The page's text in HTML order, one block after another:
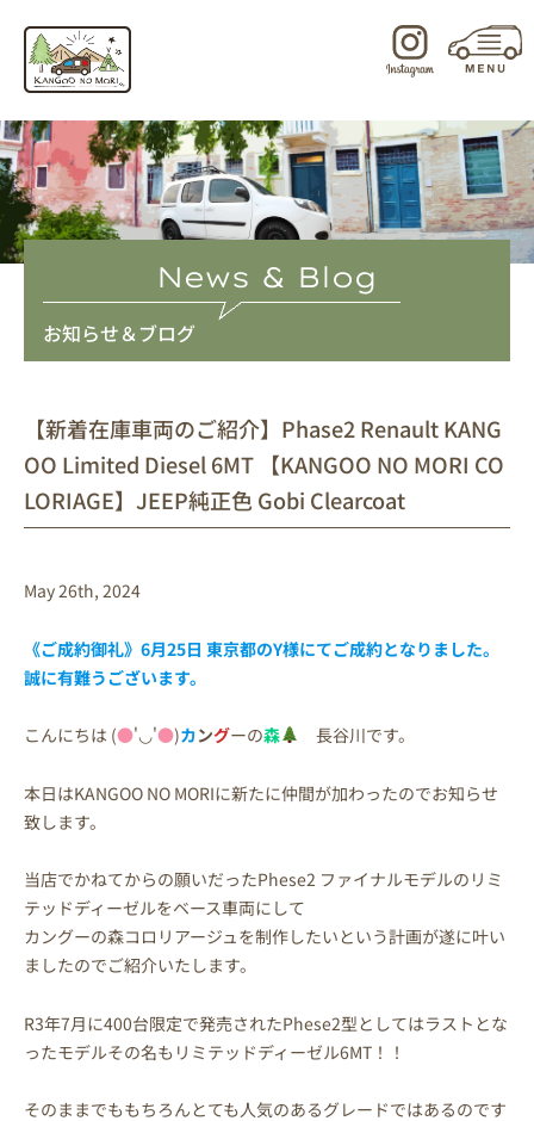
キ
ッ
プ
News & Blog
お知らせ＆ブログ
【新着在庫車両のご紹介】Phase2 Renault KANG
OO Limited Diesel 6MT 【KANGOO NO MORI CO
LORIAGE】JEEP純正色 Gobi Clearcoat
May 26th, 2024
《ご成約御礼》6月25日 東京都のY様にてご成約となりました。
誠に有難うございます。
こんにちは (●'◡'●)カングーの森 長谷川です。
本日はKANGOO NO MORIに新たに仲間が加わったのでお知らせ
致します。
当店でかねてからの願いだったPhese2 ファイナルモデルのリミ
テッドディーゼルをベース車両にして
カングーの森コロリアージュを制作したいという計画が遂に叶い
ましたのでご紹介いたします。
R3年7月に400台限定で発売されたPhese2型としてはラストとな
ったモデルその名もリミテッドディーゼル6MT！！
そのままでももちろんとても人気のあるグレードではあるのです